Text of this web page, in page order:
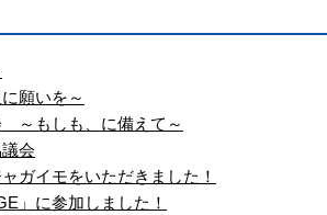
願いを～
～もしも、に備えて～
会
ガイモをいただきました！
」に参加しました！